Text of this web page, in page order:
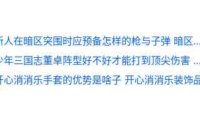
新人在暗区突围时应预备怎样的枪与子弹 暗区突围首测
少年三国志董卓阵型好不好才能打到顶尖伤害 少年三国志董卓boss视频
心消消乐手套的优势是啥子 开心消消乐装饰